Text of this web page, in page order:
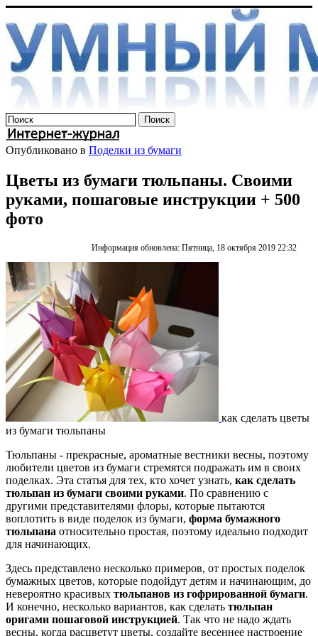
Опубликовано в Поделки из бумаги
Цветы из бумаги тюльпаны. Своими
руками, пошаговые инструкции + 500
фото
Информация обновлена: Пятница, 18 октября 2019 22:32
как сделать цветы
из бумаги тюльпаны
Тюльпаны - прекрасные, ароматные вестники весны, поэтому
любители цветов из бумаги стремятся подражать им в своих
поделках. Эта статья для тех, кто хочет узнать, как сделать
тюльпан из бумаги своими руками. По сравнению с
другими представителями флоры, которые пытаются
воплотить в виде поделок из бумаги, форма бумажного
тюльпана относительно простая, поэтому идеально подходит
для начинающих.
Здесь представлено несколько примеров, от простых поделок
бумажных цветов, которые подойдут детям и начинающим, до
невероятно красивых тюльпанов из гофрированной бумаги.
И конечно, несколько вариантов, как сделать тюльпан
оригами пошаговой инструкцией. Так что не надо ждать
весны, когда расцветут цветы, создайте весеннее настроение